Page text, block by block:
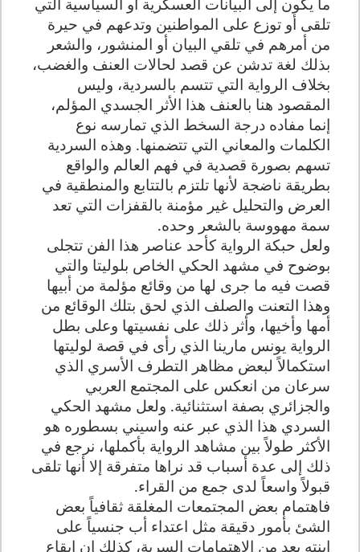
تلقى أو توزع على المواطنين وتدعهم في حيرة
من أمرهم في تلقي البيان أو المنشور، والشعر
بذلك لغة تدشن عن قصد لحالات العنف والغضب،
بخلاف الرواية التي تتسم بالسردية، وليس
المقصود هنا بالعنف هذا الأثر الجسدي المؤلم،
إنما مفاده درجة السخط الذي تمارسه نوع
الكلمات والمعاني التي تتضمنها. وهذه السردية
تسهم بصورة قصدية في فهم العالم والواقع
بطريقة ناضجة لأنها تلتزم بالتتابع والمنطقية في
العرض والتحليل غير مؤمنة بالقفزات التي تعد
سمة مهووسة بالشعر وحده.
ولعل حبكة الرواية كأحد عناصر هذا الفن تتجلى
بوضوح في مشهد الحكي الخاص بلوليتا والتي
قصت فيه ما جرى لها من وقائع مؤلمة من أبيها
وهذا التعنت والصلف الذي لحق بتلك الوقائع من
أمها وأخيها، وأثر ذلك على نفسيتها وعلى بطل
الرواية يونس مارينا الذي رأى في قصة لوليتها
استكمالاً لبعض مظاهر التطرف الأسري الذي
سرعان من انعكس على المجتمع العربي
والجزائري بصفة استثنائية. ولعل مشهد الحكي
السردي هذا الذي عبر عنه واسيني بسطوره هو
الأكثر طولاً بين مشاهد الرواية بأكملها، نرجع في
ذلك إلى عدة أسباب قد نراها متفرقة إلا أنها تلقى
قبولاً واسعاً لدى جمع من القراء.
فاهتمام بعض المجتمعات المغلقة ثقافياً بعض
الشئ بأمور دقيقة مثل اعتداء أب جنسياً على
ابنته يعد من الاهتمامات السرية، كذلك إن إيقاع